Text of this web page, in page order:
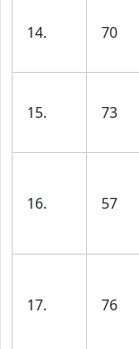
14. 70
15. 73
16. 57
17. 76